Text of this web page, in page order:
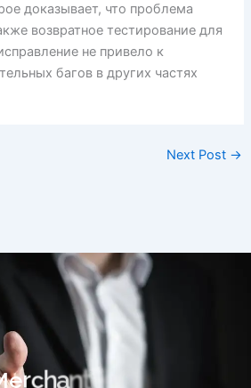
доказывает, что проблема
возвратное тестирование для
не привело к
багов в других частях
Next Post →
erchantFo